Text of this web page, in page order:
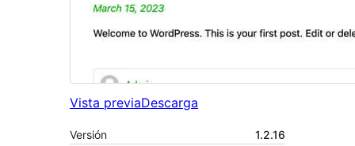
Vista previaDescarga
Versión
1.2.16